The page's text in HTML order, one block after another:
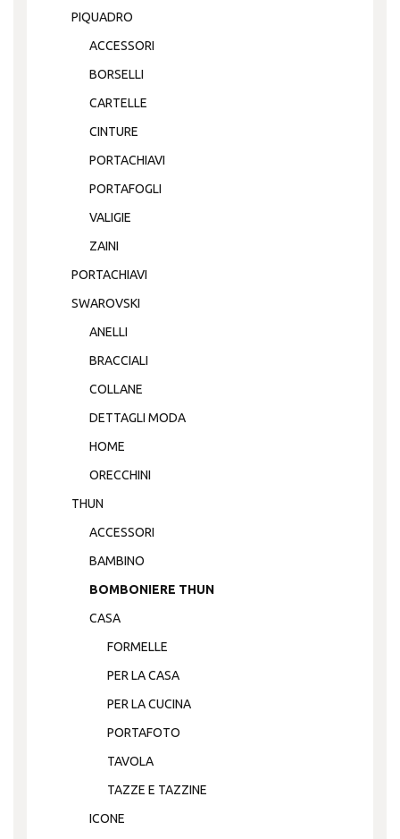
PIQUADRO
ACCESSORI
BORSELLI
CARTELLE
CINTURE
PORTACHIAVI
PORTAFOGLI
VALIGIE
ZAINI
PORTACHIAVI
SWAROVSKI
ANELLI
BRACCIALI
COLLANE
DETTAGLI MODA
HOME
ORECCHINI
THUN
ACCESSORI
BAMBINO
BOMBONIERE THUN
CASA
FORMELLE
PER LA CASA
PER LA CUCINA
PORTAFOTO
TAVOLA
TAZZE E TAZZINE
ICONE